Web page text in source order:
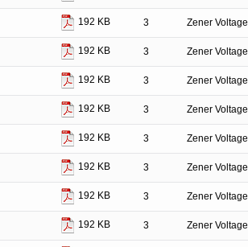
192 KB 3 Zener
192 KB 3 Zener
192 KB 3 Zener
192 KB 3 Zener
192 KB 3 Zener
192 KB 3 Zener
192 KB 3 Zener
192 KB 3 Zener